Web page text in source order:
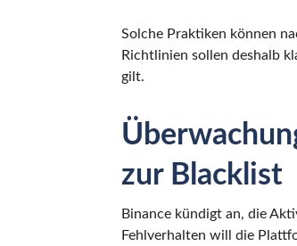
Solche Praktiken können
Richtlinien sollen deshalb
gilt.
zur Blacklist
Binance kündigt an, die
Fehlverhalten will die